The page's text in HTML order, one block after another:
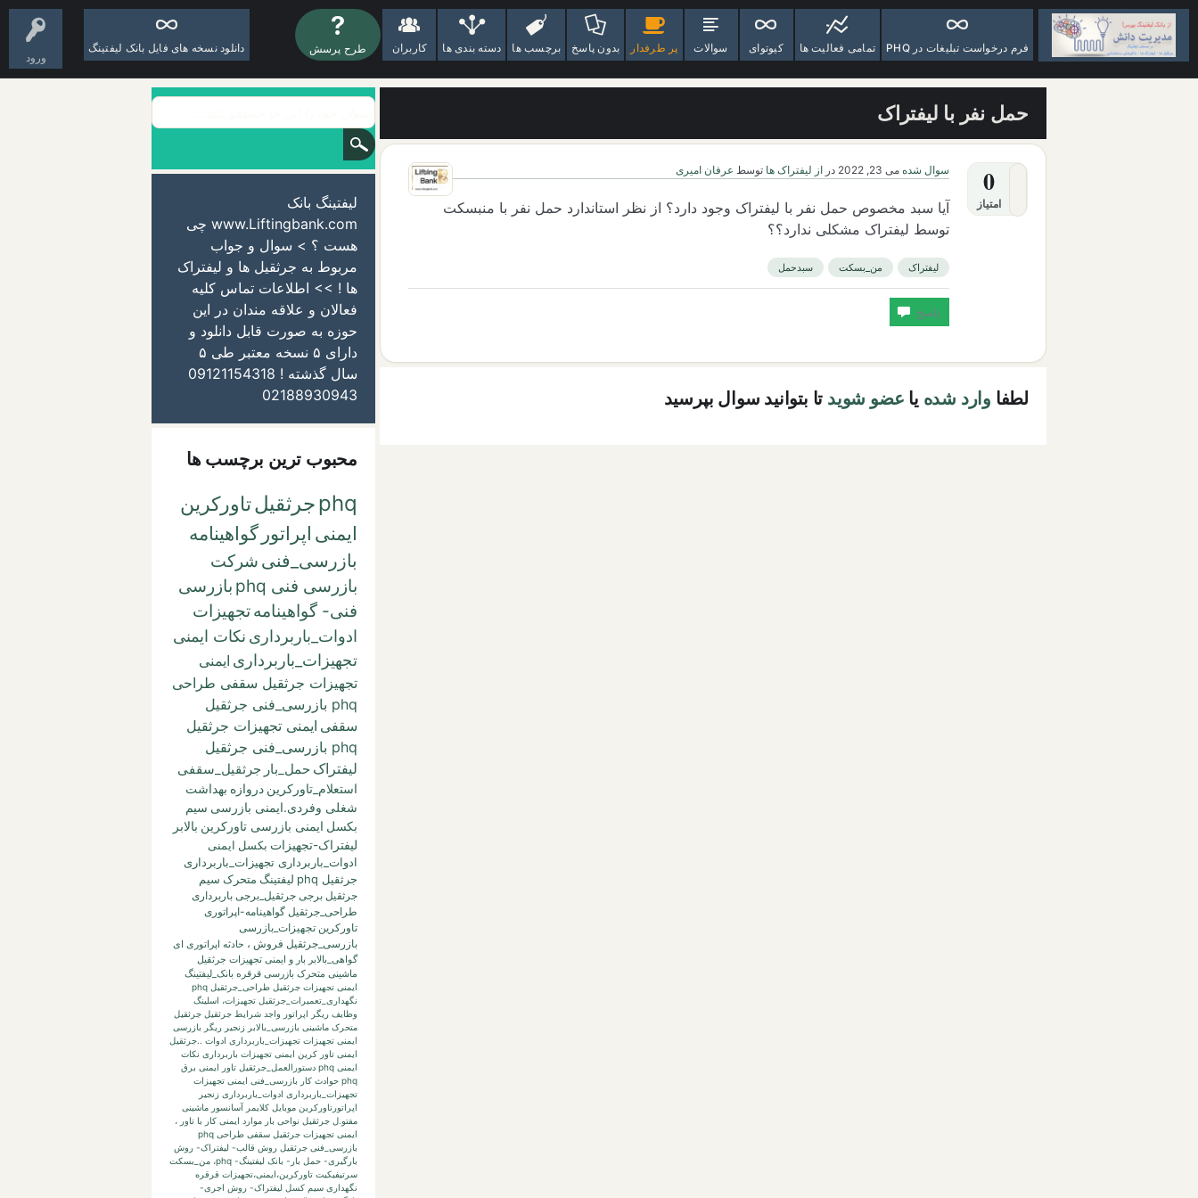
ورود
فرم درخواست تبلیغات در PHQ تمامی فعالیت ها کیوتوای سوالات پر طرفدار بدون پاسخ برچسب ها دسته بندی ها کاربران طرح پرسش دانلود نسخه های فایل بانک لیفتینگ
حمل نفر با لیفتراک
0
امتیاز
سوال شده می 23, 2022 در از لیفتراک ها توسط عرفان امیری
آیا سبد مخصوص حمل نفر با لیفتراک وجود دارد؟ از نظر استاندارد حمل نفر با منبسکت
توسط لیفتراک مشکلی ندارد؟؟
لیفتراک من_بسکت سبدحمل
لطفا وارد شده یا عضو شوید تا بتوانید سوال بپرسید
لیفتینگ بانک
www.Liftingbank.com چی
هست ؟ > سوال و جواب
مربوط به جرثقیل ها و لیفتراک
ها ! >> اطلاعات تماس کلیه
فعالان و علاقه مندان در این
حوزه به صورت قابل دانلود و
دارای ۵ نسخه معتبر طی ۵
سال گذشته ! 09121154318
02188930943
محبوب ترین برچسب ها
phqجرثقیلتاورکرین
ایمنی اپراتور گواهینامه
بازرسی_فنی شرکت
بازرسی فنی phq
بازرسی
فنی- گواهینامهتجهیزات
ادوات_باربرداری نکات ایمنی
تجهیزات_باربرداری ایمنی
تجهیزات جرثقیل سقفی طراحی
phq بازرسی_فنی جرثقیل
سقفی ایمنی تجهیزات جرثقیل
phq بازرسی_فنی جرثقیل
لیفتراک حمل_بار جرثقیل_سقفی
استعلام_تاورکرین دروازه بهداشت
شغلی وفردی.ایمنی بازرسی سیم
بکسل ایمنی بازرسی تاورکرین بالابر
لیفتراک-تجهیزات بکسل ایمنی
ادوات_باربرداری تجهیزات_باربرداری
جرثقیل phq
لیفتینگ متحرک سیم
جرثقیل برجی جرثقیل_برجی باربرداری
طراحی_جرثقیل گواهینامه-اپراتوری
تاورکرین تجهیزات_بازرسی
بازرسی_جرثقیل فروش ، حادثه اپراتوری ای
گواهی_بالابر بار و ایمنی تجهیزات جرثقیل
ماشینی متحرک بازرسی قرقره بانک_لیفتینگ
ایمنی تجهیزات جرثقیل طراحی_جرثقیل phq
نگهداری_تعمیرات_جرثقیل تجهیزات، اسلینگ
وظایف ریگر اپراتور واجد شرایط جرثقیل جرثقیل
متحرک ماشینی بازرسی_بالابر زنجیر ریگر بازرسی
ایمنی تجهیزات تجهیزات_باربرداری ادوات ..جرثقیل
ایمنی تاور کرین ایمنی تجهیزات باربرداری نکات
ایمنی phq
دستورالعمل_جرثقیل تاور ایمنی برق
phq حوادث کار بازرسی_فنی
ایمنی تجهیزات
تجهیزات_باربرداری ادوات_باربرداری زنجیر
اپراتورتاورکرین موبایل کلایمر آسانسور ماشینی
مفتو.ل جرثقیل نواحی بار موارد ایمنی کار با تاور ،
ایمنی تجهیزات جرثقیل سقفی طراحی phq
بازرسی_فنی جرثقیل روش قالب- لیفتراک- روش
بارگیری- حمل بار- بانک لیفتینگ- phq، من_بسکت
سرتیفیکیت تاورکرین،ایمنی،تجهیزات قرقره
نگهداری سیم کسل لیفتراک- روش اجری-